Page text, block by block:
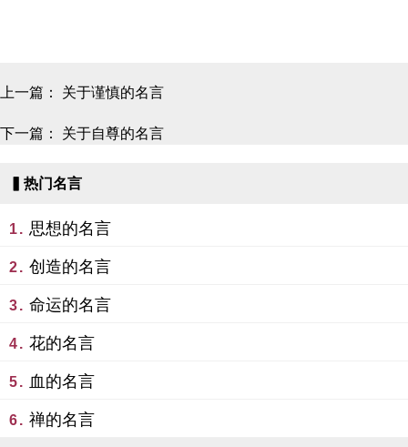
上一篇： 关于谨慎的名言
下一篇： 关于自尊的名言
▍热门名言
1. 思想的名言
2. 创造的名言
3. 命运的名言
4. 花的名言
5. 血的名言
6. 禅的名言